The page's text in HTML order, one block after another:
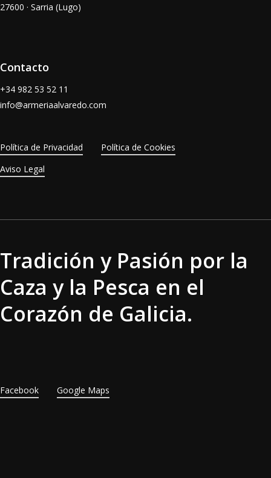
27600 · Sarria (Lugo)
Contacto
+34 982 53 52 11
info@armeriaalvaredo.com
Política de Privacidad
Política de Cookies
Aviso Legal
Tradición y Pasión por la
Caza y la Pesca en el
Corazón de Galicia.
Facebook Google Maps